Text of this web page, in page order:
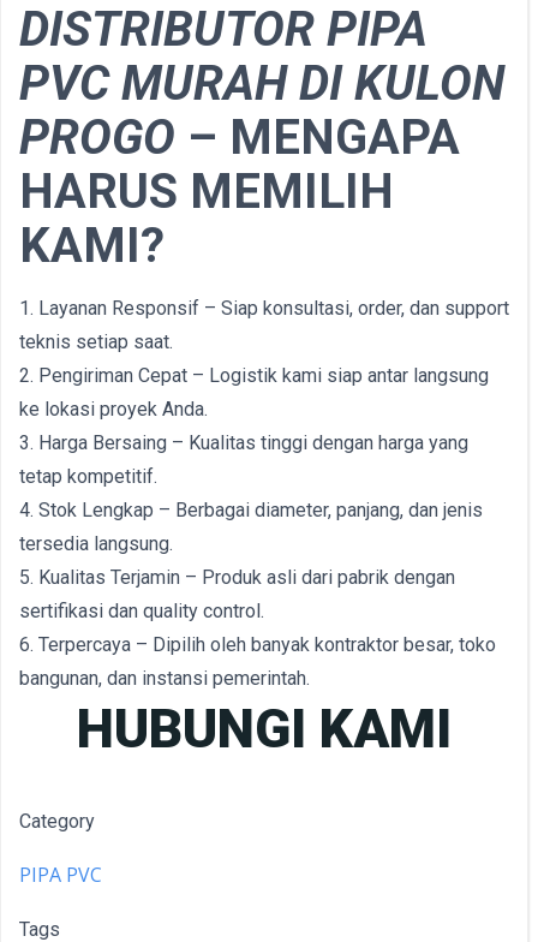
DISTRIBUTOR PIPA
PVC MURAH DI KULON
PROGO – MENGAPA
HARUS MEMILIH
KAMI?
1. Layanan Responsif – Siap konsultasi, order, dan support
teknis setiap saat.
2. Pengiriman Cepat – Logistik kami siap antar langsung
ke lokasi proyek Anda.
3. Harga Bersaing – Kualitas tinggi dengan harga yang
tetap kompetitif.
4. Stok Lengkap – Berbagai diameter, panjang, dan jenis
tersedia langsung.
5. Kualitas Terjamin – Produk asli dari pabrik dengan
sertifikasi dan quality control.
6. Terpercaya – Dipilih oleh banyak kontraktor besar, toko
bangunan, dan instansi pemerintah.
HUBUNGI KAMI
Category
PIPA PVC
Tags